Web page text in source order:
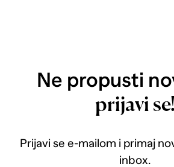
Ne propusti
prijavi se!
Prijavi se e-mailom i primaj
inbox.